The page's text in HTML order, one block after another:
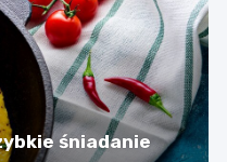
śniadanie